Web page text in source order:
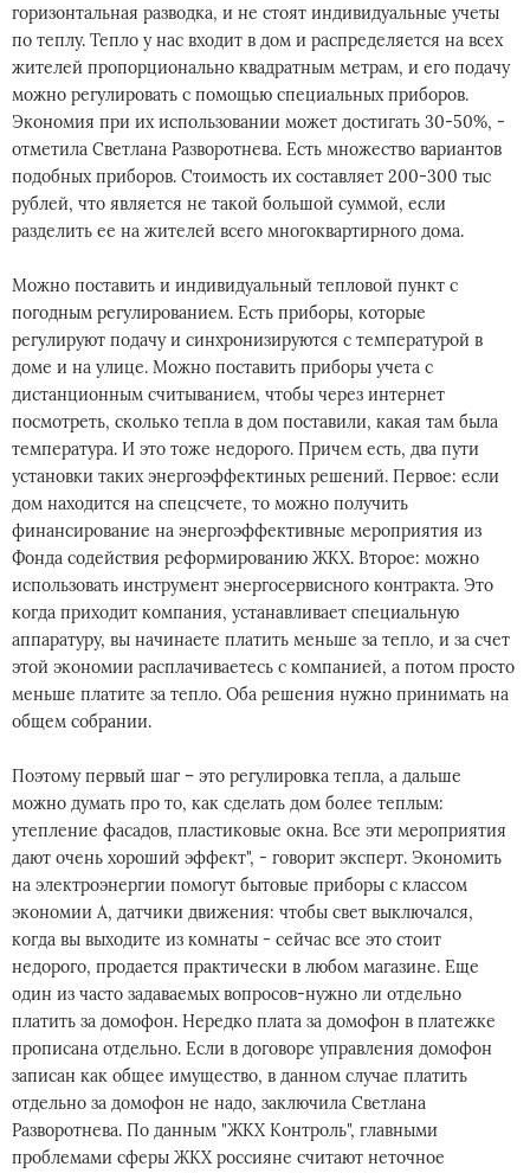
горизонтальная разводка, и не стоят индивидуальные учеты
по теплу. Тепло у нас входит в дом и распределяется на всех
жителей пропорционально квадратным метрам, и его подачу
можно регулировать с помощью специальных приборов.
Экономия при их использовании может достигать 30-50%, -
отметила Светлана Разворотнева. Есть множество вариантов
подобных приборов. Стоимость их составляет 200-300 тыс
рублей, что является не такой большой суммой, если
разделить ее на жителей всего многоквартирного дома.
Можно поставить и индивидуальный тепловой пункт с
погодным регулированием. Есть приборы, которые
регулируют подачу и синхронизируются с температурой в
доме и на улице. Можно поставить приборы учета с
дистанционным считыванием, чтобы через интернет
посмотреть, сколько тепла в дом поставили, какая там была
температура. И это тоже недорого. Причем есть, два пути
установки таких энергоэффектиных решений. Первое: если
дом находится на спецсчете, то можно получить
финансирование на энергоэффективные мероприятия из
Фонда содействия реформированию ЖКХ. Второе: можно
использовать инструмент энергосервисного контракта. Это
когда приходит компания, устанавливает специальную
аппаратуру, вы начинаете платить меньше за тепло, и за счет
этой экономии расплачиваетесь с компанией, а потом просто
меньше платите за тепло. Оба решения нужно принимать на
общем собрании.
Поэтому первый шаг – это регулировка тепла, а дальше
можно думать про то, как сделать дом более теплым:
утепление фасадов, пластиковые окна. Все эти мероприятия
дают очень хороший эффект", - говорит эксперт. Экономить
на электроэнергии помогут бытовые приборы с классом
экономии А, датчики движения: чтобы свет выключался,
когда вы выходите из комнаты - сейчас все это стоит
недорого, продается практически в любом магазине. Еще
один из часто задаваемых вопросов-нужно ли отдельно
платить за домофон. Нередко плата за домофон в платежке
прописана отдельно. Если в договоре управления домофон
записан как общее имущество, в данном случае платить
отдельно за домофон не надо, заключила Светлана
Разворотнева. По данным "ЖКХ Контроль", главными
проблемами сферы ЖКХ россияне считают неточное